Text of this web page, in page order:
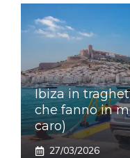
Ibiza in
che fanno in
caro)
27/03/2026